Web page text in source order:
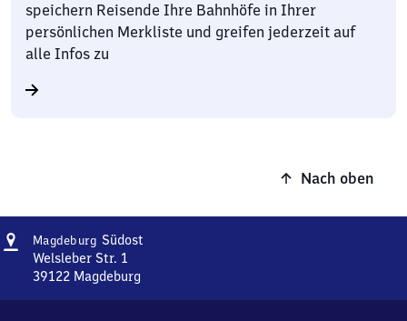
speichern Reisende Ihre Bahnhöfe in Ihrer
persönlichen Merkliste und greifen jederzeit auf
alle Infos zu
Nach oben
Adresse
Magdeburg Südost
Welsleber Str. 1
39122 Magdeburg